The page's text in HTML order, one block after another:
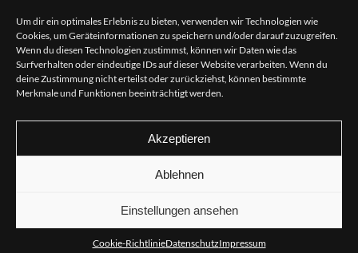
Um dir ein optimales Erlebnis zu bieten, verwenden wir Technologien wie
Cookies, um Geräteinformationen zu speichern und/oder darauf zuzugreifen.
Wenn du diesen Technologien zustimmst, können wir Daten wie das
Surfverhalten oder eindeutige IDs auf dieser Website verarbeiten. Wenn du
deine Zustimmung nicht erteilst oder zurückziehst, können bestimmte
Merkmale und Funktionen beeinträchtigt werden.
Akzeptieren
Ablehnen
Einstellungen ansehen
Cookie-RichtlinieDatenschutzImpressum
datenschutz impressum
01520 6677888